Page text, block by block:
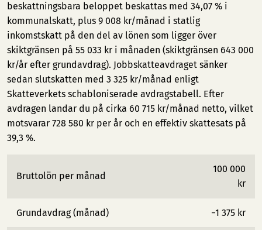
beskattningsbara beloppet beskattas med 34,07 % i
kommunalskatt, plus 9 008 kr/månad i statlig
inkomstskatt på den del av lönen som ligger över
skiktgränsen på 55 033 kr i månaden (skiktgränsen 643 000
kr/år efter grundavdrag). Jobbskatteavdraget sänker
sedan slutskatten med 3 325 kr/månad enligt
Skatteverkets schabloniserade avdragstabell. Efter
avdragen landar du på cirka 60 715 kr/månad netto, vilket
motsvarar 728 580 kr per år och en effektiv skattesats på
39,3 %.
Bruttolön per månad
100 000
kr
Grundavdrag (månad) −1 375 kr